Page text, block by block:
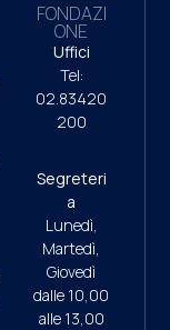
FONDAZI
ONE
Uffici
Tel:
02.83420
200
Segreteri
a
Lunedì,
Martedì,
Giovedì
dalle 10,00
alle 13,00